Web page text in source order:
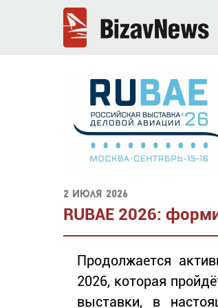
2 июля 2026
RUBAE 2026:
Продолжается
2026, которая
выставки, в